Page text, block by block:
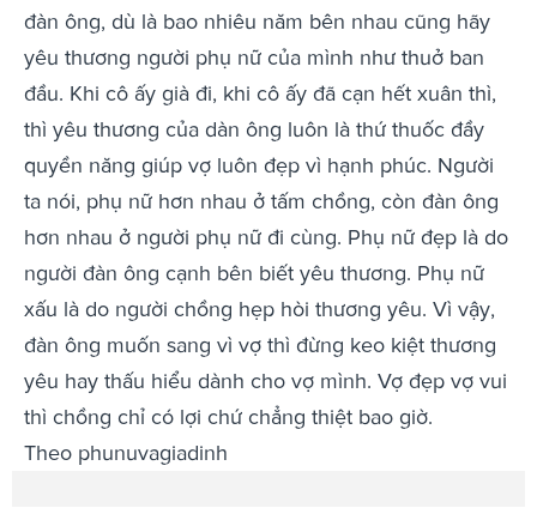
đàn ông, dù là bao nhiêu năm bên nhau cũng hãy
yêu thương người phụ nữ của mình như thuở ban
đầu. Khi cô ấy già đi, khi cô ấy đã cạn hết xuân thì,
thì yêu thương của dàn ông luôn là thứ thuốc đầy
quyền năng giúp vợ luôn đẹp vì hạnh phúc. Người
ta nói, phụ nữ hơn nhau ở tấm chồng, còn đàn ông
hơn nhau ở người phụ nữ đi cùng. Phụ nữ đẹp là do
người đàn ông cạnh bên biết yêu thương. Phụ nữ
xấu là do người chồng hẹp hòi thương yêu. Vì vậy,
đàn ông muốn sang vì vợ thì đừng keo kiệt thương
yêu hay thấu hiểu dành cho vợ mình. Vợ đẹp vợ vui
thì chồng chỉ có lợi chứ chẳng thiệt bao giờ.
Theo phunuvagiadinh